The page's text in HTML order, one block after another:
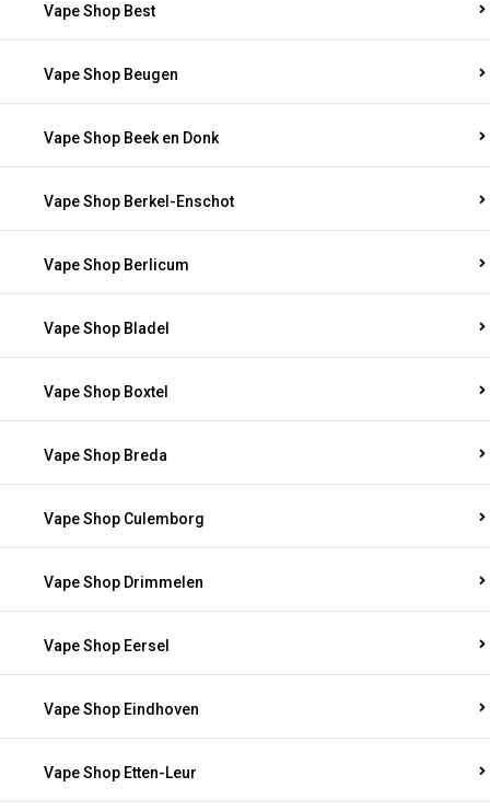
Vape Shop Best
Vape Shop Beugen
Vape Shop Beek en Donk
Vape Shop Berkel-Enschot
Vape Shop Berlicum
Vape Shop Bladel
Vape Shop Boxtel
Vape Shop Breda
Vape Shop Culemborg
Vape Shop Drimmelen
Vape Shop Eersel
Vape Shop Eindhoven
Vape Shop Etten-Leur